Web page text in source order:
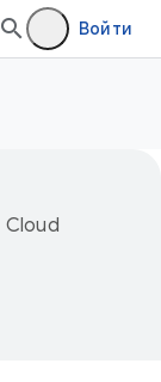
Войти
Cloud